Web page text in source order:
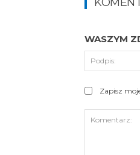
WASZYM
Zapisz